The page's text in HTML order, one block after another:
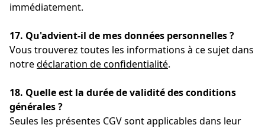
immédiatement.
17. Qu'advient-il de mes données personnelles ?
Vous trouverez toutes les informations à ce sujet dans
notredéclaration de confidentialité.
18. Quelle est la durée de validité des conditions
générales ?
Seules les présentes CGV sont applicables dans leur